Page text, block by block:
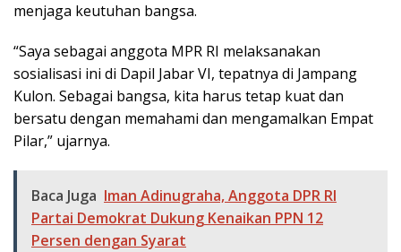
menjaga keutuhan bangsa.
“Saya sebagai anggota MPR RI melaksanakan
sosialisasi ini di Dapil Jabar VI, tepatnya di Jampang
Kulon. Sebagai bangsa, kita harus tetap kuat dan
bersatu dengan memahami dan mengamalkan Empat
Pilar,” ujarnya.
Baca Juga Iman Adinugraha, Anggota DPR RI
Partai Demokrat Dukung Kenaikan PPN 12
Persen dengan Syarat